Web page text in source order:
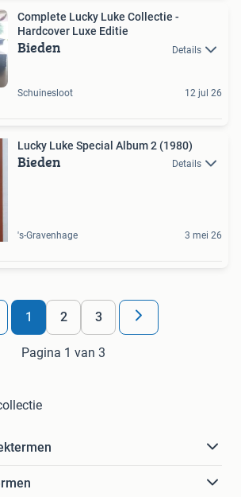
Complete Lucky Luke Collectie -
Hardcover Luxe Editie
Bieden Details
Schuinesloot 12 jul 26
Lucky Luke Special Album 2 (1980)
Bieden Details
's-Gravenhage 3 mei 26
1 2 3
Pagina 1 van 3